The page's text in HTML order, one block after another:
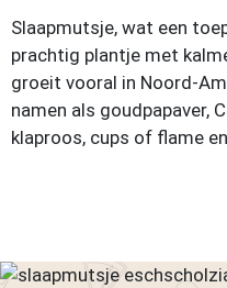
Slaapmutsje, wat een
prachtig plantje met
groeit vooral in Noord-
namen als goudpapaver,
klaproos, cups of flame